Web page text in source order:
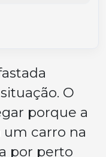
O
porque a
um carro na
por perto